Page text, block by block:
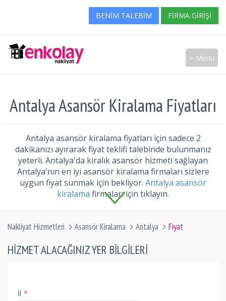
BENIM TALEBIM FIRMA GIRIŞI
Menü
Antalya Asansör Kiralama Fiyatları
Antalya asansör kiralama fiyatları için sadece 2
dakikanızı ayırarak fiyat teklifi talebinde bulunmanız
yeterli. Antalya'da kiralık asansör hizmeti sağlayan
Antalya'nın en iyi asansör kiralama firmaları sizlere
uygun fiyat sunmak için bekliyor. Antalya asansör
kiralama firmaları için tıklayın.
Nakliyat Hizmetleri Asansör Kiralama Antalya Fiyat
HIZMET ALACAĞINIZ YER BILGILERI
İl *